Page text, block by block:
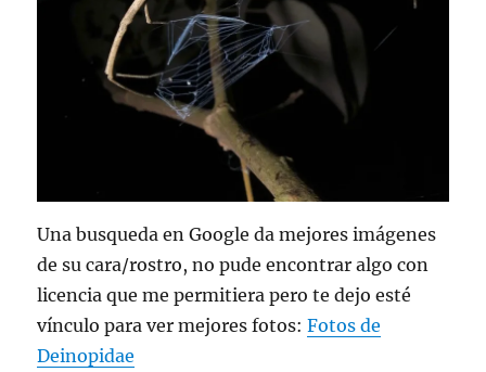
Una busqueda en Google da mejores imágenes
de su cara/rostro, no pude encontrar algo con
licencia que me permitiera pero te dejo esté
vínculo para ver mejores fotos:Fotos de
Deinopidae